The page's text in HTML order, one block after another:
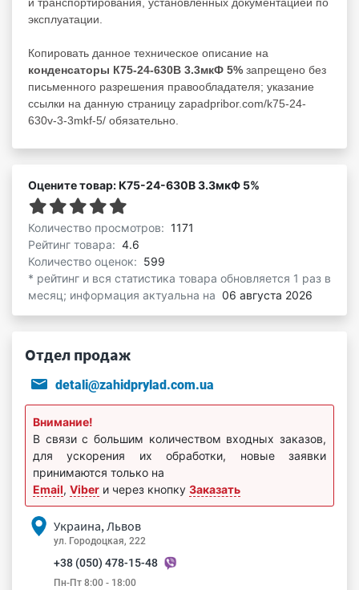
эксплуатации.
Копировать данное техническое описание на
конденсаторы К75-24-630В 3.3мкФ 5% запрещено без
письменного разрешения правообладателя; указание
ссылки на данную страницу zapadpribor.com/k75-24-
630v-3-3mkf-5/ обязательно.
Оцените товар: К75-24-630В 3.3мкФ 5%
Количество просмотров: 1171
Рейтинг товара: 4.6
Количество оценок: 599
* рейтинг и вся статистика товара обновляется 1 раз в
месяц; информация актуальна на 06 августа 2026
Отдел продаж
detali@zahidprylad.com.ua
Внимание!
В связи с большим количеством входных заказов,
для ускорения их обработки, новые заявки
принимаются только на
Email, Viber и через кнопку Заказать
Украина, Львов
ул. Городоцкая, 222
+38 (050) 478-15-48
Пн-Пт 8:00 - 18:00